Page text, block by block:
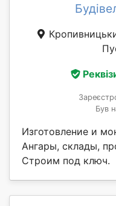
Був
Изготовление и
Ангары, склады,
Строим под ключ.